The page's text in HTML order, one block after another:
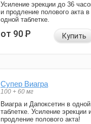
Усиление эрекции до 36
и продление полового акта в
одной таблетке.
от 90Р Купить
Супер Виагра
100 + 60 мг
Виагра и Дапоксетин в одной
таблетке. Усиление эрекции
продление полового акта!